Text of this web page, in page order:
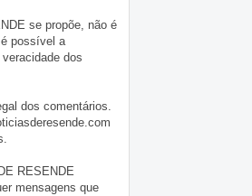
se propõe, não é
possível a
dos
dos comentários.
RESENDE
mensagens que